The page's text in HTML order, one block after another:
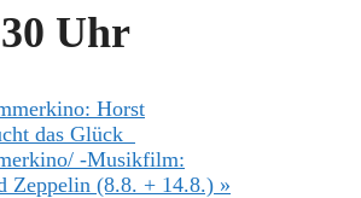
Uhr
Horst
das Glück
-Musikfilm:
Zeppelin (8.8. + 14.8.) »